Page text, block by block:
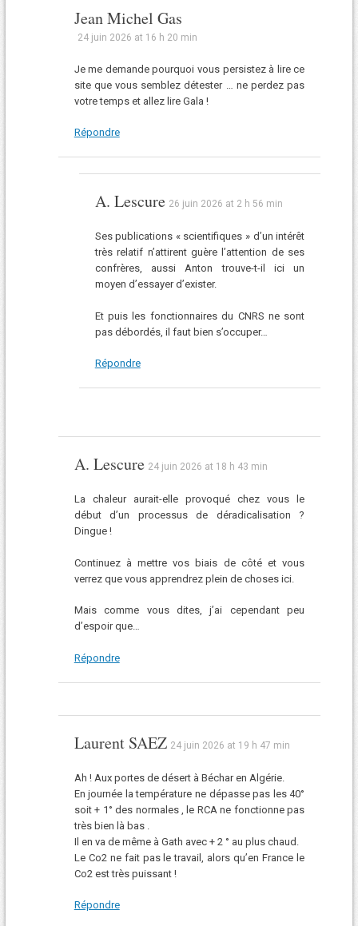
Jean Michel Gas
24 juin 2026 at 16 h 20 min
Je me demande pourquoi vous persistez à lire ce
site que vous semblez détester … ne perdez pas
votre temps et allez lire Gala !
Répondre
A. Lescure 26 juin 2026 at 2 h 56 min
Ses publications « scientifiques » d’un intérêt
très relatif n’attirent guère l’attention de ses
confrères, aussi Anton trouve-t-il ici un
moyen d’essayer d’exister.
Et puis les fonctionnaires du CNRS ne sont
pas débordés, il faut bien s’occuper…
Répondre
A. Lescure 24 juin 2026 at 18 h 43 min
La chaleur aurait-elle provoqué chez vous le
début d’un processus de déradicalisation ?
Dingue !
Continuez à mettre vos biais de côté et vous
verrez que vous apprendrez plein de choses ici.
Mais comme vous dites, j’ai cependant peu
d’espoir que…
Répondre
Laurent SAEZ 24 juin 2026 at 19 h 47 min
Ah ! Aux portes de désert à Béchar en Algérie.
En journée la température ne dépasse pas les 40°
soit + 1° des normales , le RCA ne fonctionne pas
très bien là bas .
Il en va de même à Gath avec + 2 ° au plus chaud.
Le Co2 ne fait pas le travail, alors qu’en France le
Co2 est très puissant !
Répondre